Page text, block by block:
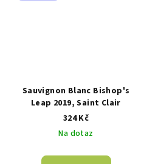
Sauvignon Blanc Bishop's
Leap 2019, Saint Clair
324 Kč
Na dotaz